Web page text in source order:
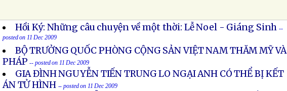
Hồi Ký: Những câu chuyện về một thời: Lễ Noel - Giáng Sinh --
posted on 11 Dec 2009
BỘ TRƯỞNG QUỐC PHÒNG CỘNG SẢN VIỆT NAM THĂM MỸ VÀ
PHÁP -- posted on 11 Dec 2009
GIA ĐÌNH NGUYỄN TIẾN TRUNG LO NGẠI ANH CÓ THỂ BỊ KẾT
ÁN TỬ HÌNH -- posted on 11 Dec 2009